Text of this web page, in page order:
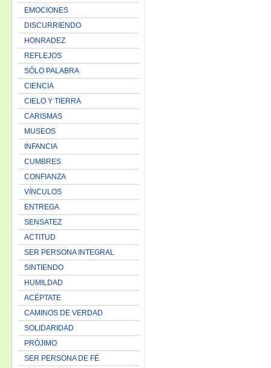
EMOCIONES
DISCURRIENDO
HONRADEZ
REFLEJOS
SÓLO PALABRA
CIENCIA
CIELO Y TIERRA
CARISMAS
MUSEOS
INFANCIA
CUMBRES
CONFIANZA
VÍNCULOS
ENTREGA
SENSATEZ
ACTITUD
SER PERSONA INTEGRAL
SINTIENDO
HUMILDAD
ACÉPTATE
CAMINOS DE VERDAD
SOLIDARIDAD
PRÓJIMO
SER PERSONA DE FÉ